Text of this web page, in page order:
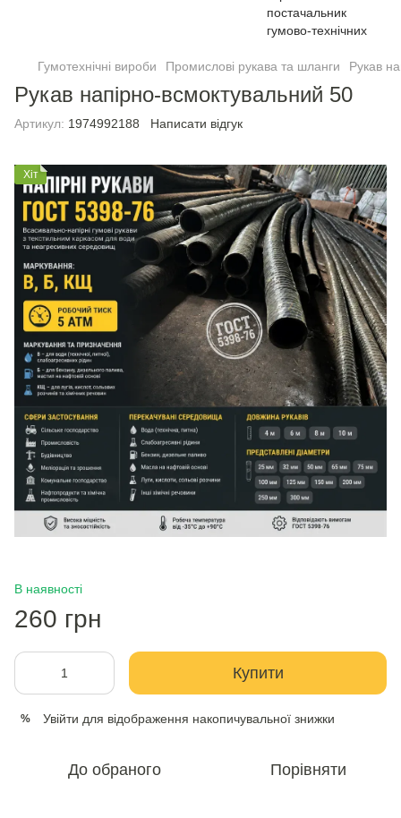
Гумотехнічні вироби Промислові рукава та шланги Рукав
Рукав напірно-всмоктувальний 50
Артикул: 1974992188 Написати відгук
Хіт
В наявності
260 грн
Купити
% Увійти для відображення накопичувальної знижки
До обраного Порівняти